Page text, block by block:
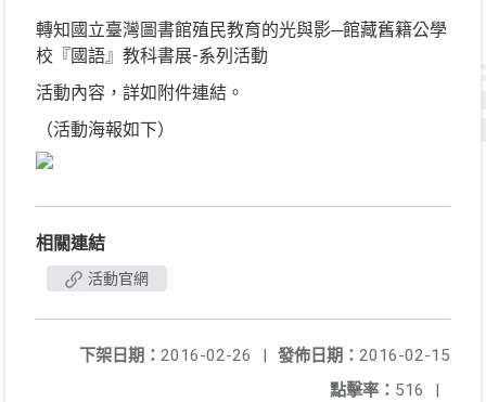
轉知國立臺灣圖書館殖民教育的光與影─館藏舊籍公學
校『國語』教科書展-系列活動
活動內容，詳如附件連結。
（活動海報如下）
相關連結
活動官網
發佈日期： 2016-02-15
下架日期： 2016-02-26
|
點擊率： 516 |